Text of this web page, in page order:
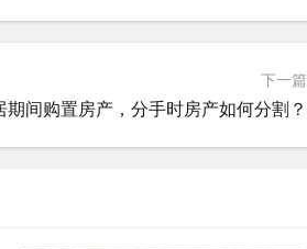
下一篇
期间购置房产，分手时房产如何分割？